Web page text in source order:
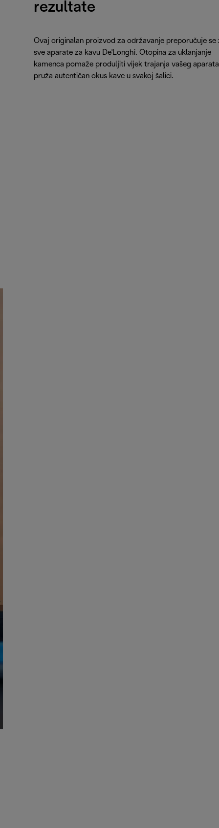
rezultate
Ovaj originalan proizvod za održavanje preporučuje se
sve aparate za kavu De'Longhi. Otopina za uklanjanje
kamenca pomaže produljiti vijek trajanja vašeg
pruža autentičan okus kave u svakoj šalici.